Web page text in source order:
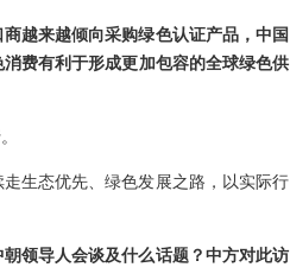
越来越倾向采购绿色认证产品，中国
费有利于形成更加包容的全球绿色供
生态优先、绿色发展之路，以实际行
领导人会谈及什么话题？中方对此访